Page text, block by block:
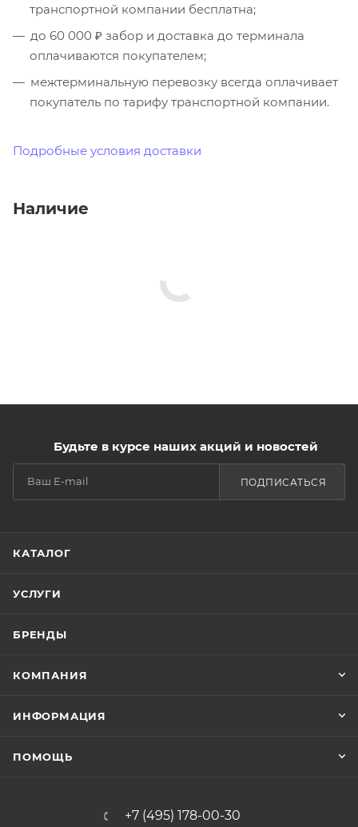
транспортной компании бесплатна;
до 60 000 ₽ забор и доставка до терминала
оплачиваются покупателем;
межтерминальную перевозку всегда оплачивает
покупатель по тарифу транспортной компании.
Подробные условия доставки
Наличие
Будьте в курсе наших акций и новостей
ПОДПИСАТЬСЯ
КАТАЛОГ
УСЛУГИ
БРЕНДЫ
КОМПАНИЯ
ИНФОРМАЦИЯ
ПОМОЩЬ
+7 (495) 178-00-30